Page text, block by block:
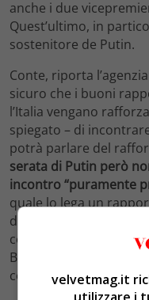
anche i due
Quest’ultimo, in
sostenitore de Putin.
Conte, riporta
sicuro che i buoni
l’Italia vengano
spiegato – di
potrà parlare del
serata di Putin però
incontro “puramente
quale lo lega un
decennale. Il Cremlino
contatto continuo, si
Berlusconi viene in
contatti amichevoli e
velvetmag.it
utilizzare i